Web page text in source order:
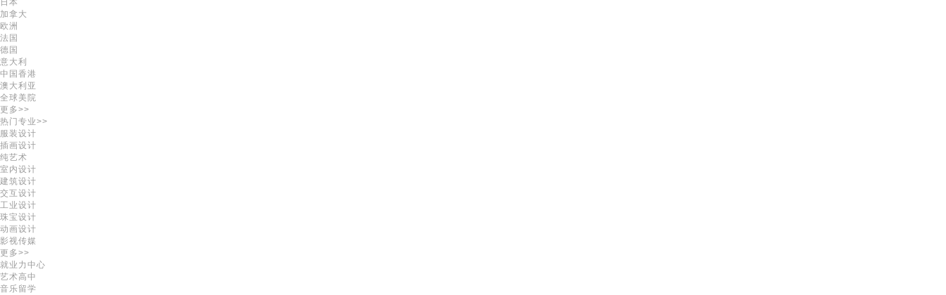
日本
加拿大
欧洲
法国
德国
意大利
中国香港
澳大利亚
全球美院
更多>>
热门专业>>
服装设计
插画设计
纯艺术
室内设计
建筑设计
交互设计
工业设计
珠宝设计
动画设计
影视传媒
更多>>
就业力中心
艺术高中
音乐留学